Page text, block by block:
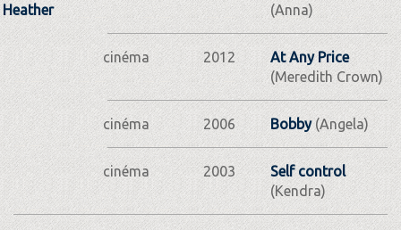
Heather
(Anna)
cinéma 2012
At Any Price
(Meredith Crown)
cinéma 2006 Bobby(Angela)
cinéma 2003
Self control
(Kendra)